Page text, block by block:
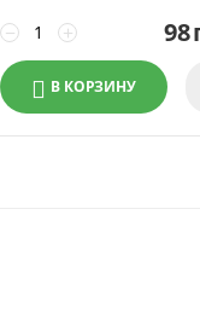
+
− 98
В КОРЗИНУ